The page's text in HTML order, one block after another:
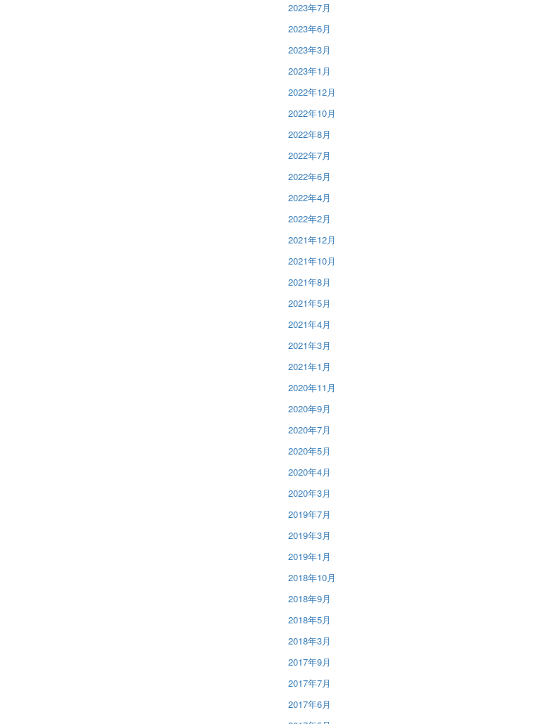
2023年7月
2023年6月
2023年3月
2023年1月
2022年12月
2022年10月
2022年8月
2022年7月
2022年6月
2022年4月
2022年2月
2021年12月
2021年10月
2021年8月
2021年5月
2021年4月
2021年3月
2021年1月
2020年11月
2020年9月
2020年7月
2020年5月
2020年4月
2020年3月
2019年7月
2019年3月
2019年1月
2018年10月
2018年9月
2018年5月
2018年3月
2017年9月
2017年7月
2017年6月